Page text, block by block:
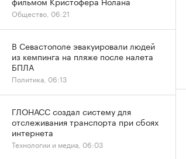
Общество, 06:21
В Севастополе эвакуировали людей
из кемпинга на пляже после налета
БПЛА
Политика, 06:13
ГЛОНАСС создал систему для
отслеживания транспорта при сбоях
интернета
Технологии и медиа, 06:03